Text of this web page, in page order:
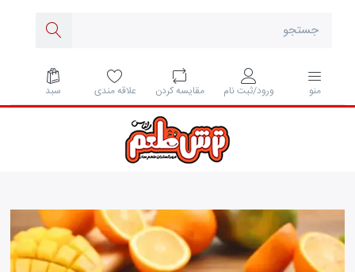
منو ورود/ثبت نام مقايسه كردن علاقه مندی سبد